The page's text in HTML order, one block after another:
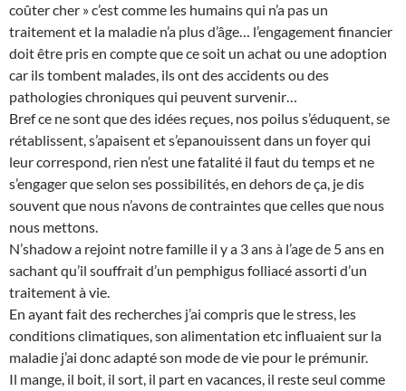
coûter cher » c’est comme les humains qui n’a pas un
traitement et la maladie n’a plus d’âge… l’engagement financier
doit être pris en compte que ce soit un achat ou une adoption
car ils tombent malades, ils ont des accidents ou des
pathologies chroniques qui peuvent survenir…
Bref ce ne sont que des idées reçues, nos poilus s’éduquent, se
rétablissent, s’apaisent et s’epanouissent dans un foyer qui
leur correspond, rien n’est une fatalité il faut du temps et ne
s’engager que selon ses possibilités, en dehors de ça, je dis
souvent que nous n’avons de contraintes que celles que nous
nous mettons.
N’shadow a rejoint notre famille il y a 3 ans à l’age de 5 ans en
sachant qu’il souffrait d’un pemphigus folliacé assorti d’un
traitement à vie.
En ayant fait des recherches j’ai compris que le stress, les
conditions climatiques, son alimentation etc influaient sur la
maladie j’ai donc adapté son mode de vie pour le prémunir.
Il mange, il boit, il sort, il part en vacances, il reste seul comme